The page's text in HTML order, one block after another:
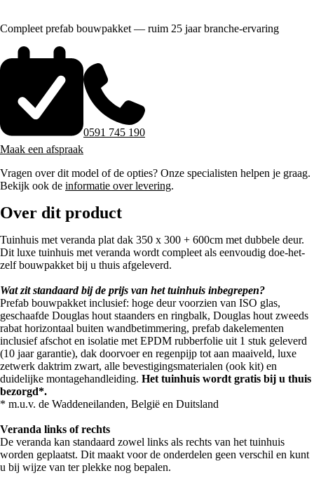
Compleet prefab bouwpakket — ruim 25 jaar branche-ervaring
Maak een afspraak
0591 745 190
Vragen over dit model of de opties? Onze specialisten helpen je graag.
Bekijk ook de informatie over levering.
Over dit product
Tuinhuis met veranda plat dak 350 x 300 + 600cm met dubbele deur.
Dit luxe tuinhuis met veranda wordt compleet als eenvoudig doe-het-
zelf bouwpakket bij u thuis afgeleverd.
Wat zit standaard bij de prijs van het tuinhuis inbegrepen?
Prefab bouwpakket inclusief: hoge deur voorzien van ISO glas,
geschaafde Douglas hout staanders en ringbalk, Douglas hout zweeds
rabat horizontaal buiten wandbetimmering, prefab dakelementen
inclusief afschot en isolatie met EPDM rubberfolie uit 1 stuk geleverd
(10 jaar garantie), dak doorvoer en regenpijp tot aan maaiveld, luxe
zetwerk daktrim zwart, alle bevestigingsmaterialen (ook kit) en
duidelijke montagehandleiding. Het tuinhuis wordt gratis bij u thuis
bezorgd*.
* m.u.v. de Waddeneilanden, België en Duitsland
Veranda links of rechts
De veranda kan standaard zowel links als rechts van het tuinhuis
worden geplaatst. Dit maakt voor de onderdelen geen verschil en kunt
u bij wijze van ter plekke nog bepalen.